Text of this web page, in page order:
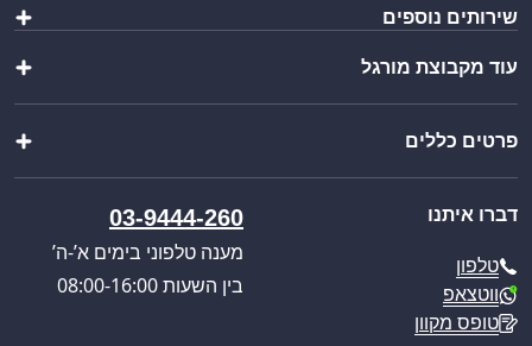
שולחנות ומשטחי עבודה
ציוד מטבח
מוצרי פרזול נירוסטה
מוצרים נוספים
שירותים נוספים
הוראות הרכבה
בקשת הצעת מחיר
קטלוג מוצרים
כניסה לאזור אישי
עוד מקבוצת מורגל
וואנגו קרוואנים
פול סרוויס
פרטים כללים
חוויית הבישול החדשה
מדיניות הפרטיות
מדיניות משלוחים
ביטול עסקה
דברו איתנו
טלפון
ווטצאפ
טופס מקוון
03-9444-260
מענה טלפוני בימים א’-ה’
בין השעות 08:00-16:00